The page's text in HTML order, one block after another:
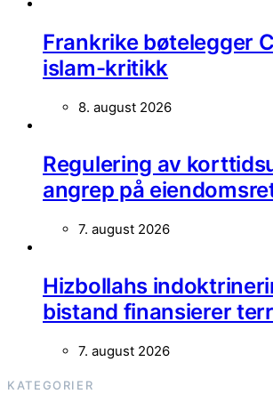
Frankrike bøtelegger
islam-kritikk
8. august 2026
Regulering av
angrep på
7. august 2026
Hizbollahs
bistand finansierer
7. august 2026
KATEGORIER